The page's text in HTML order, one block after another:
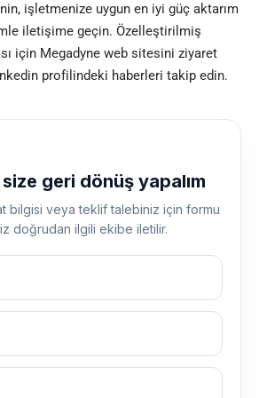
işletmenize uygun en iyi güç aktarım
iletişime geçin. Özelleştirilmiş
için Megadyne web sitesini ziyaret
profilindeki haberleri takip edin.
geri dönüş yapalım
bilgisi veya teklif talebiniz için formu
doğrudan ilgili ekibe iletilir.